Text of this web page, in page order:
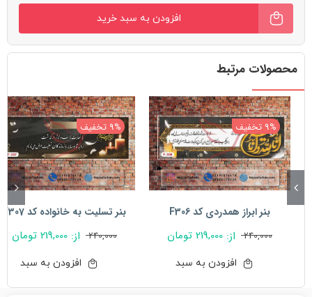
تسلیت
کد
افزودن به سبد خرید
محصولات مرتبط
9% تخفیف
بنر ابراز همدردی کد F306
240,000 از: 219,000 تومان
افزودن به سبد
9% تخفیف
بنر تسلیت به خانواده کد F307
240,000 از: 219,000 تومان
افزودن به سبد